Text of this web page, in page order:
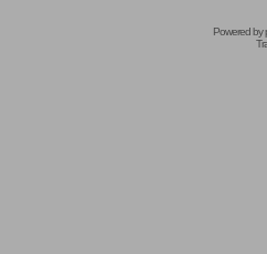
Powered by